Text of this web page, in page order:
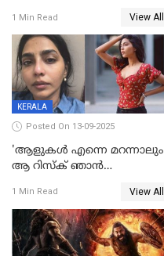
1 Min Read View All
KERALA
Posted On 13-09-2025
'ആളുകള്‍ എന്നെ മറന്നാലും
ആ റിസ്ക് ഞാൻ
മനസിലായി, കടുത്ത
തീരുമാനവുമായി ഐശ്വര്യ
ലക്ഷ്മി
1 Min Read View All